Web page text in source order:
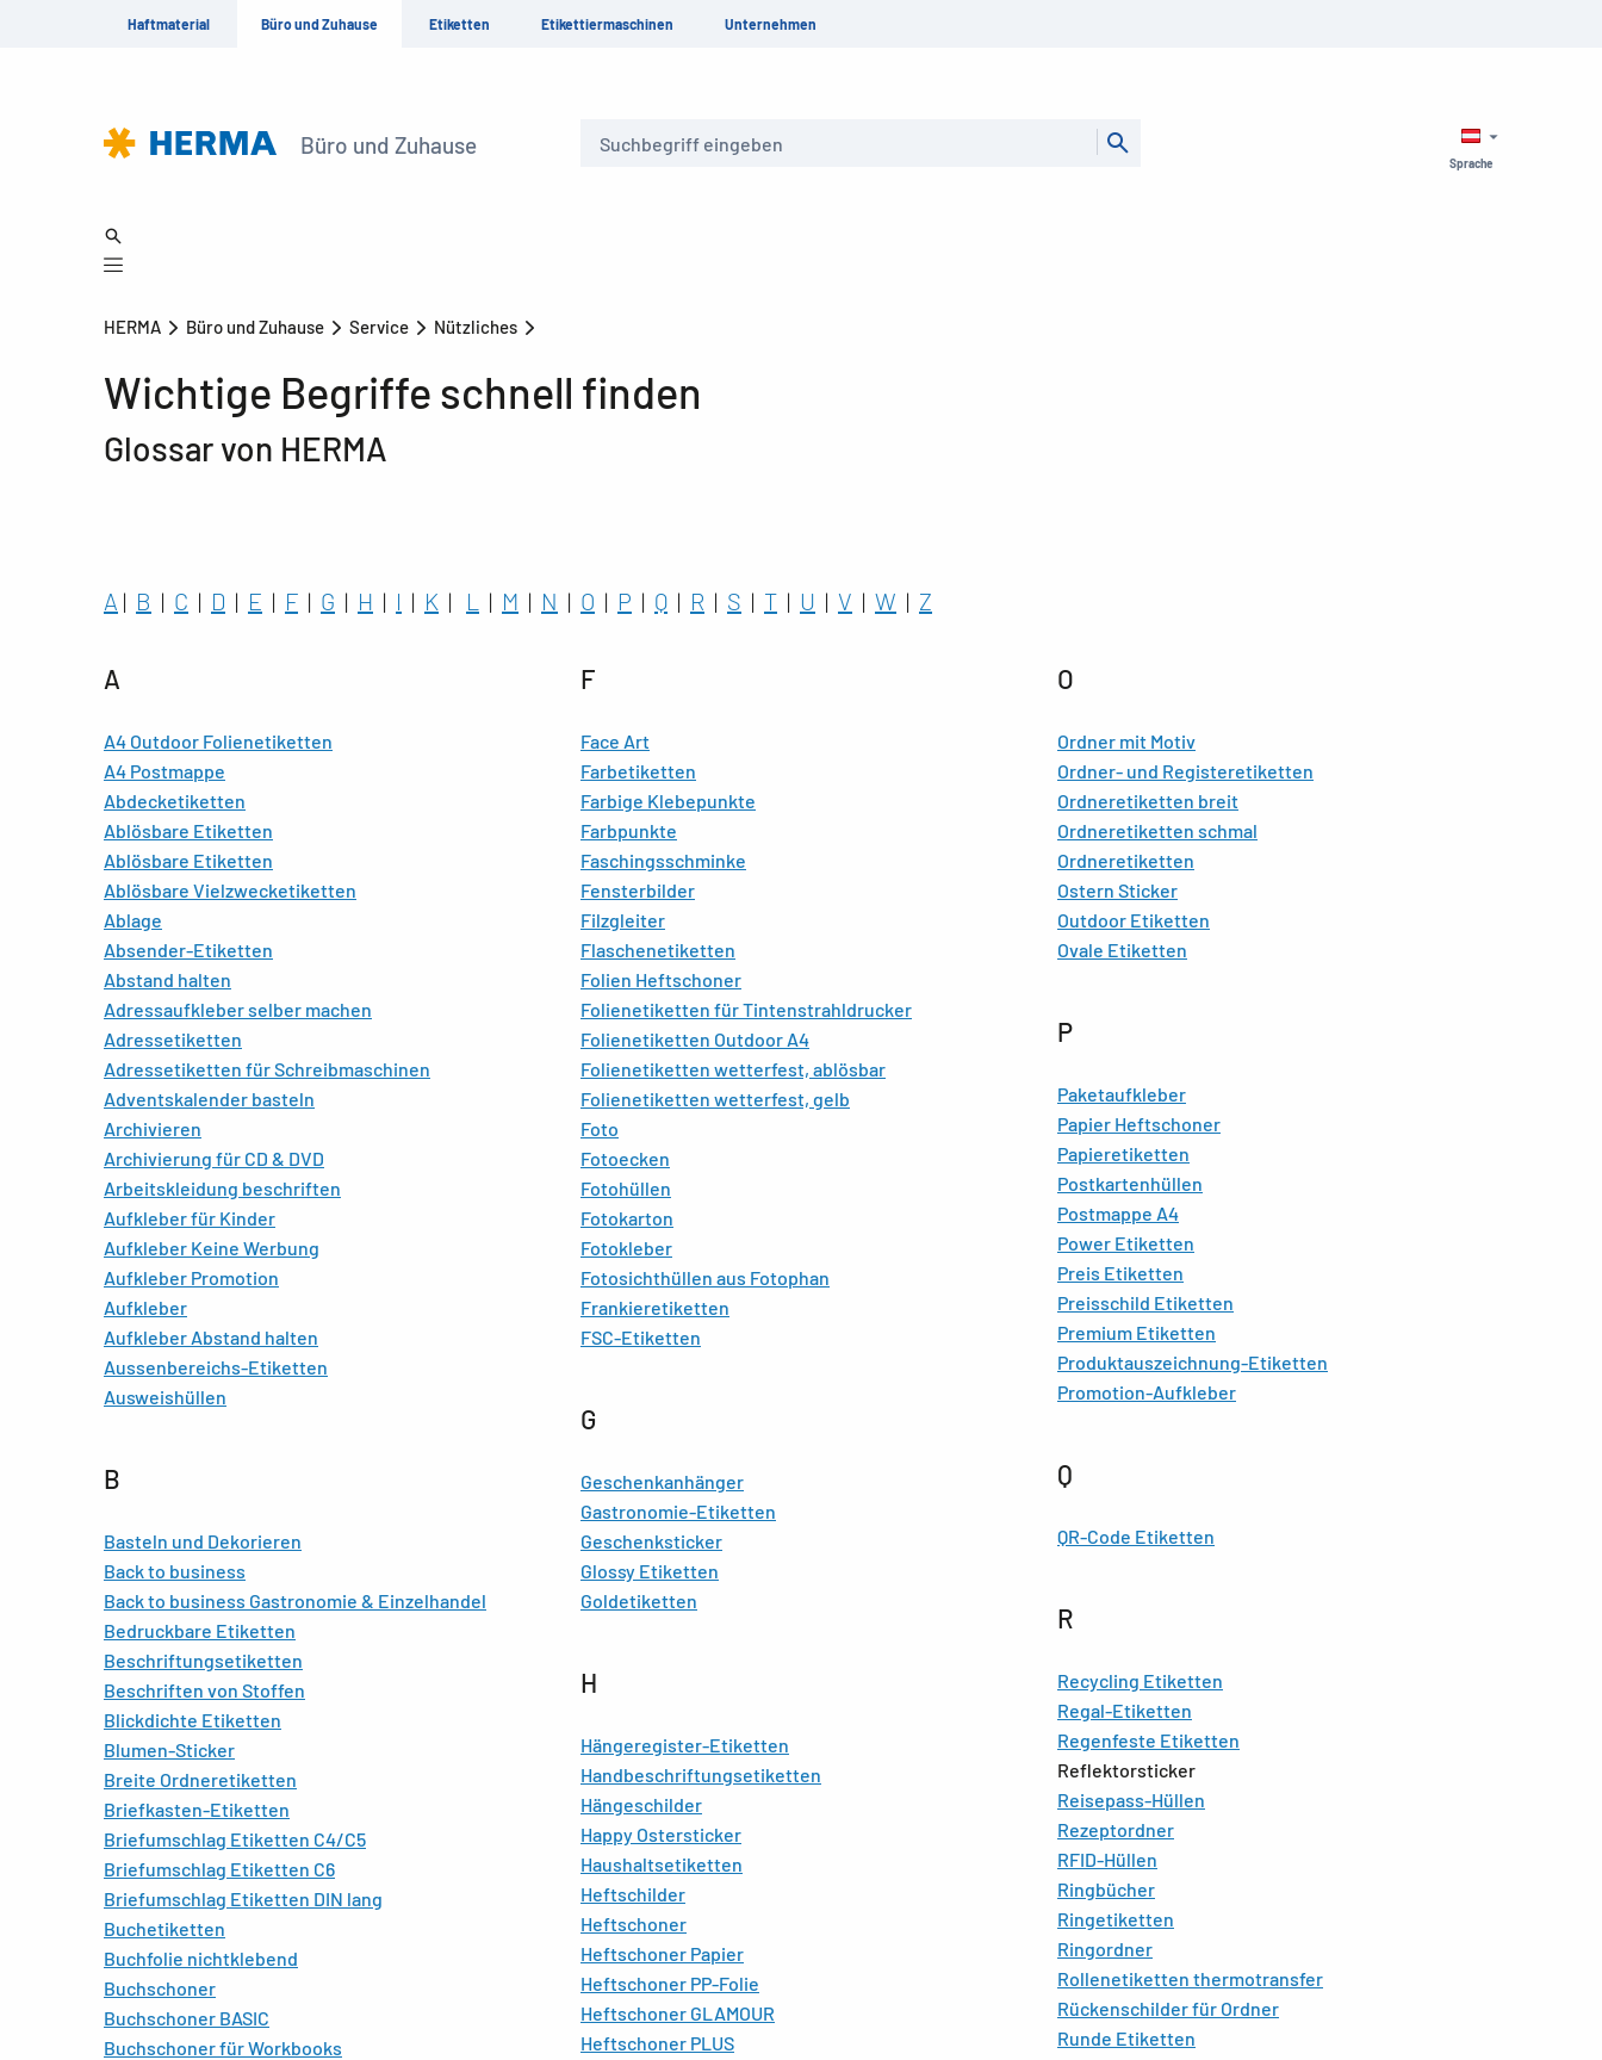
Haftmaterial Büro und Zuhause Etiketten Etikettiermaschinen Unternehmen
Büro und Zuhause
Sprache
HERMA Büro und Zuhause Service Nützliches
Wichtige Begriffe schnell finden
Glossar von HERMA
A | B | C | D | E | F | G | H | I | K | L | M | N | O | P | Q | R | S | T | U | V | W | Z
A
A4 Outdoor Folienetiketten
A4 Postmappe
Abdecketiketten
Ablösbare Etiketten
Ablösbare Etiketten
Ablösbare Vielzwecketiketten
Ablage
Absender-Etiketten
Abstand halten
Adressaufkleber selber machen
Adressetiketten
Adressetiketten für Schreibmaschinen
Adventskalender basteln
Archivieren
Archivierung für CD & DVD
Arbeitskleidung beschriften
Aufkleber für Kinder
Aufkleber Keine Werbung
Aufkleber Promotion
Aufkleber
Aufkleber Abstand halten
Aussenbereichs-Etiketten
Ausweishüllen
B
Basteln und Dekorieren
Back to business
Back to business Gastronomie & Einzelhandel
Bedruckbare Etiketten
Beschriftungsetiketten
Beschriften von Stoffen
Blickdichte Etiketten
Blumen-Sticker
Breite Ordneretiketten
Briefkasten-Etiketten
Briefumschlag Etiketten C4/C5
Briefumschlag Etiketten C6
Briefumschlag Etiketten DIN lang
Buchetiketten
Buchfolie nichtklebend
Buchschoner
Buchschoner BASIC
Buchschoner für Workbooks
F
Face Art
Farbetiketten
Farbige Klebepunkte
Farbpunkte
Faschingsschminke
Fensterbilder
Filzgleiter
Flaschenetiketten
Folien Heftschoner
Folienetiketten für Tintenstrahldrucker
Folienetiketten Outdoor A4
Folienetiketten wetterfest, ablösbar
Folienetiketten wetterfest, gelb
Foto
Fotoecken
Fotohüllen
Fotokarton
Fotokleber
Fotosichthüllen aus Fotophan
Frankieretiketten
FSC-Etiketten
G
Geschenkanhänger
Gastronomie-Etiketten
Geschenksticker
Glossy Etiketten
Goldetiketten
H
Hängeregister-Etiketten
Handbeschriftungsetiketten
Hängeschilder
Happy Ostersticker
Haushaltsetiketten
Heftschilder
Heftschoner
Heftschoner Papier
Heftschoner PP-Folie
Heftschoner GLAMOUR
Heftschoner PLUS
O
Ordner mit Motiv
Ordner- und Registeretiketten
Ordneretiketten breit
Ordneretiketten schmal
Ordneretiketten
Ostern Sticker
Outdoor Etiketten
Ovale Etiketten
P
Paketaufkleber
Papier Heftschoner
Papieretiketten
Postkartenhüllen
Postmappe A4
Power Etiketten
Preis Etiketten
Preisschild Etiketten
Premium Etiketten
Produktauszeichnung-Etiketten
Promotion-Aufkleber
Q
QR-Code Etiketten
R
Recycling Etiketten
Regal-Etiketten
Regenfeste Etiketten
Reflektorsticker
Reisepass-Hüllen
Rezeptordner
RFID-Hüllen
Ringbücher
Ringetiketten
Ringordner
Rollenetiketten thermotransfer
Rückenschilder für Ordner
Runde Etiketten